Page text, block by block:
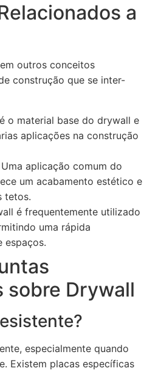
a
outros conceitos
construção que se inter-
o material base do drywall e
aplicações na construção
Uma aplicação comum do
um acabamento estético e
tetos.
é frequentemente utilizado
uma rápida
espaços.
sobre Drywall
especialmente quando
Existem placas específicas